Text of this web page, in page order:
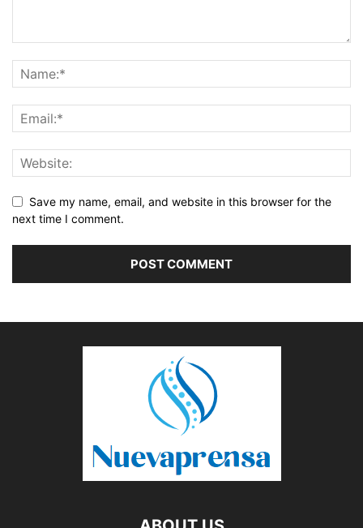
Save my name, email, and website in this browser for the
next time I comment.